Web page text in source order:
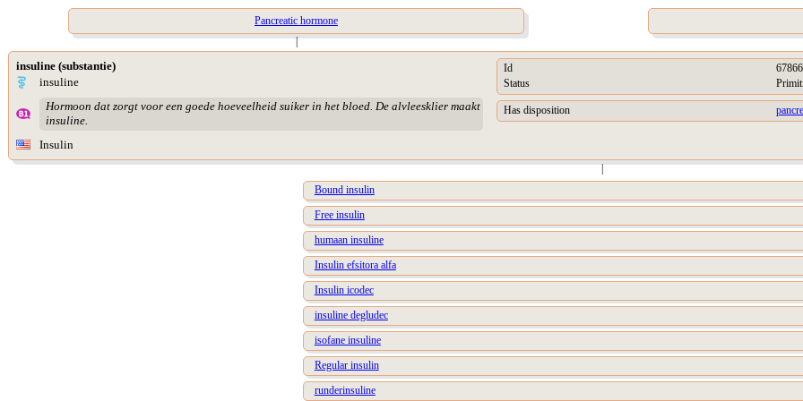
Pancreatic hormone
|
insuline (substantie)
insuline
Hormoon dat zorgt voor een goede hoeveelheid suiker in het bloed. De alvleesklier maakt
insuline.
Insulin
Id
Status
Has disposition
|
Bound insulin
Free insulin
humaan insuline
Insulin efsitora alfa
Insulin icodec
insuline degludec
isofane insuline
Regular insulin
runderinsuline